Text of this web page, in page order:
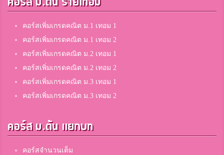
คอร์สเพิ่มเกรดคณิต ม.1 เทอม 1
คอร์สเพิ่มเกรดคณิต ม.1 เทอม 2
คอร์สเพิ่มเกรดคณิต ม.2 เทอม 1
คอร์สเพิ่มเกรดคณิต ม.2 เทอม 2
คอร์สเพิ่มเกรดคณิต ม.3 เทอม 1
คอร์สเพิ่มเกรดคณิต ม.3 เทอม 2
คอร์ส ม.ต้น แยกบท
คอร์สจำนวนเต็ม